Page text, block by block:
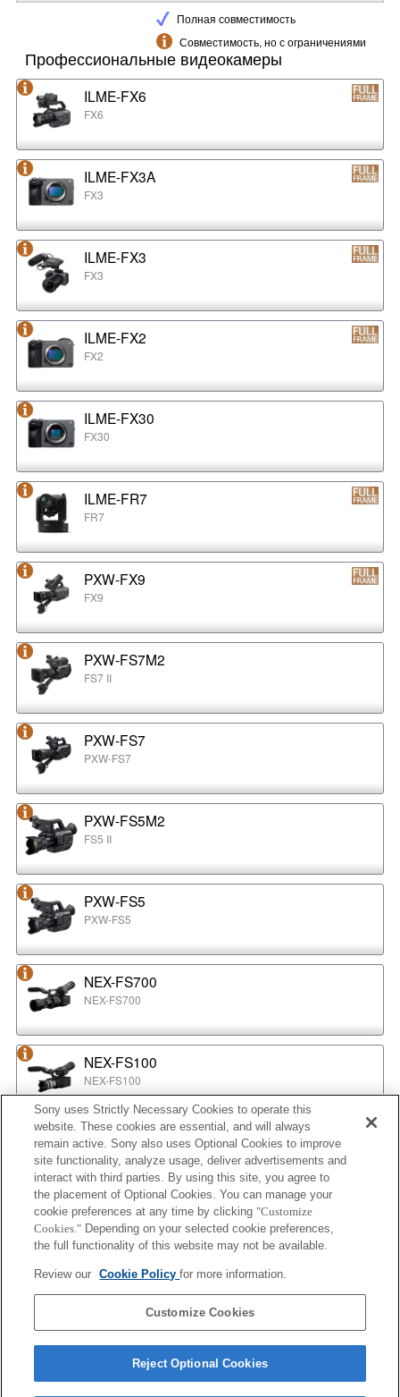
Полная совместимость
Совместимость, но с ограничениями
Профессиональные видеокамеры
ILME-FX6
FX6
ILME-FX3A
FX3
ILME-FX3
FX3
ILME-FX2
FX2
ILME-FX30
FX30
ILME-FR7
FR7
PXW-FX9
FX9
PXW-FS7M2
FS7 II
PXW-FS7
PXW-FS7
PXW-FS5M2
FS5 II
PXW-FS5
PXW-FS5
NEX-FS700
NEX-FS700
NEX-FS100
NEX-FS100
NEX-EA50
NEX-EA50
MPC-2610
BURANO
Sony uses Strictly Necessary Cookies to operate this
website. These cookies are essential, and will always
remain active. Sony also uses Optional Cookies to improve
site functionality, analyze usage, deliver advertisements and
interact with third parties. By using this site, you agree to
the placement of Optional Cookies. You can manage your
cookie preferences at any time by clicking "Customize
Cookies." Depending on your selected cookie preferences,
the full functionality of this website may not be available.
Review our Cookie Policyfor more information.
Customize Cookies
Reject Optional Cookies